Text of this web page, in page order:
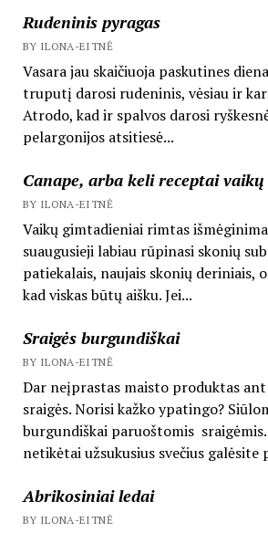
Rudeninis pyragas
BY ILONA-EITNĖ
Vasara jau skaičiuoja paskutines
truputį darosi rudeninis, vėsiau ir
Atrodo, kad ir spalvos darosi
pelargonijos atsitiesė...
Canape, arba keli receptai
BY ILONA-EITNĖ
Vaikų gimtadieniai rimtas
suaugusieji labiau rūpinasi skonių
patiekalais, naujais skonių deriniais,
kad viskas būtų aišku. Jei...
Sraigės burgundiškai
BY ILONA-EITNĖ
Dar neįprastas maisto produktas
sraigės. Norisi kažko ypatingo?
burgundiškai paruoštomis
netikėtai užsukusius svečius galėsite
Abrikosiniai ledai
BY ILONA-EITNĖ